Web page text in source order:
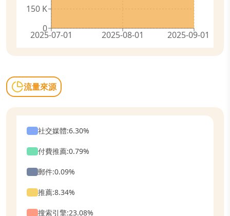
2025-07-01 2025-08-01 2025-09-01
0
150 K
流量來源
社交媒體:6.30%
付費推薦:0.79%
郵件:0.09%
推薦:8.34%
搜索引擎:23.08%